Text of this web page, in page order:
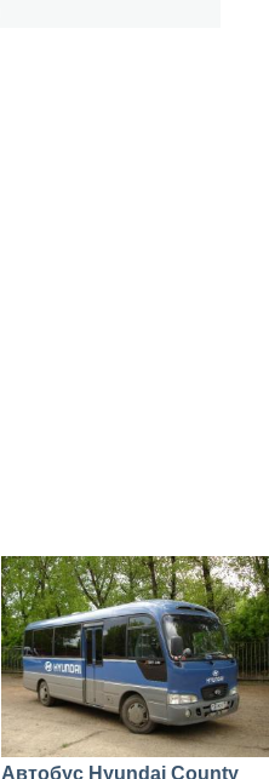
Автобус Hyundai County